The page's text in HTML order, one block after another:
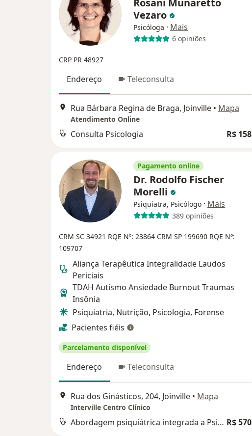
Vezaro
Psicóloga · Mais
6 opiniões
CRP PR 48927
Endereço Teleconsulta
Rua Bárbara Regina de Braga, Joinville • Mapa
Atendimento Online
Consulta Psicologia R$ 158
Pagamento online
Dr. Rodolfo Fischer
Morelli
Psiquiatra, Psicólogo · Mais
389 opiniões
CRM SC 34921 RQE Nº: 23864 CRM SP 199690 RQE Nº:
109707
Aliança Terapêutica Integralidade Laudos
Periciais
TDAH Autismo Ansiedade Burnout Traumas
Insônia
Psiquiatria, Nutrição, Psicologia, Forense
Pacientes fiéis
Parcelamento disponível
Endereço Teleconsulta
Rua dos Ginásticos, 204, Joinville • Mapa
Interville Centro Clínico
Abordagem psiquiátrica integrada a Psiquiatria Positiva R$ 570